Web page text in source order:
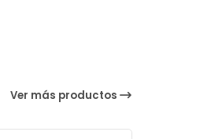
Ver más productos